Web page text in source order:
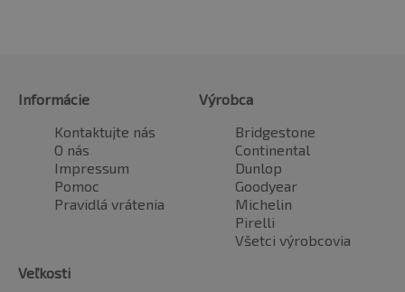
Informácie
Kontaktujte nás
O nás
Impressum
Pomoc
Pravidlá vrátenia
Výrobca
Bridgestone
Continental
Dunlop
Goodyear
Michelin
Pirelli
Všetci výrobcovia
Veľkosti